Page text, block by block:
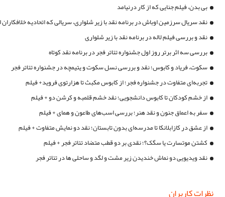
بی بدن، فیلم جنایی که از کار درنیامد
نقد سریال سرزمین اوباش در برنامه نقد با زیر شلواری، سریالی که اتحادیه
نقد و بررسی فیلم لاله در برنامه نقد با زیر شلواری
بررسی سه اثر برتر روز اول جشنواره تئاتر فجر در برنامه نقد کوتاه
سکوت، فریاد و کابوس؛ نقد و بررسی نسل سکوت و یتیمچه در جشنواره تئاتر فجر
تجربه‌ای متفاوت در جشنواره فجر؛ از کابوس مکبث تا هزارتوی فروید+ فیلم
از خشم کودکان تا کابوس دانشجویی؛ نقد خشم قلمبه و کرشن دو + فیلم
سفر به اعماق جنون و نقد هنر؛ بررسی اسب‌های طاعون و همای + فیلم
از عشق در کازابلانکا تا مدرسه‌ای بدون تابستان؛ نقد دو نمایش متفاوت + فیلم
کشتن موتسارت یا سگک؟؛ نقدی بر دو قطب متضاد تئاتر فجر + فیلم
نقد ویدیویی دو نماش خندیدن زیر مشت و لگد و ساحلی ها در تئاتر فجر
نظرات کاربران